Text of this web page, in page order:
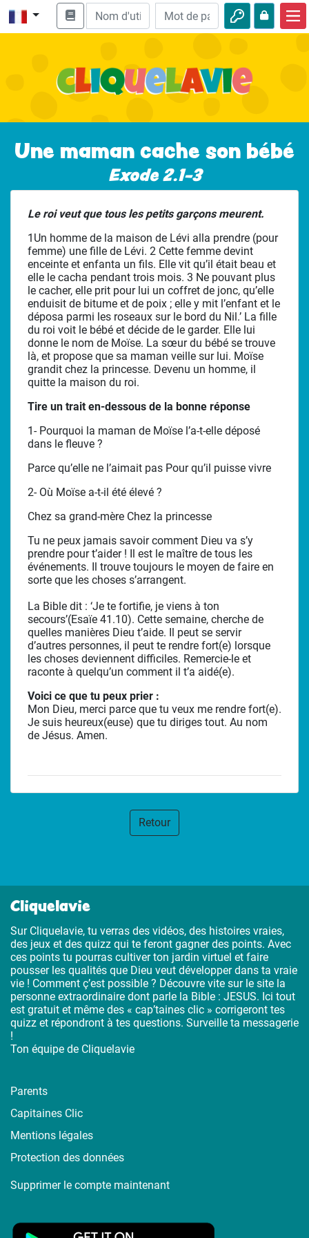
Enseignement biblique
Nature
Aventures
Loisirs
Une maman cache son bébé
Exode 2.1-3
Le roi veut que tous les petits garçons meurent.
1Un homme de la maison de Lévi alla prendre (pour
femme) une fille de Lévi. 2 Cette femme devint
enceinte et enfanta un fils. Elle vit qu’il était beau et
elle le cacha pendant trois mois. 3 Ne pouvant plus
le cacher, elle prit pour lui un coffret de jonc, qu’elle
enduisit de bitume et de poix ; elle y mit l’enfant et le
déposa parmi les roseaux sur le bord du Nil.’ La fille
du roi voit le bébé et décide de le garder. Elle lui
donne le nom de Moïse. La sœur du bébé se trouve
là, et propose que sa maman veille sur lui. Moïse
grandit chez la princesse. Devenu un homme, il
quitte la maison du roi.
Tire un trait en-dessous de la bonne réponse
1- Pourquoi la maman de Moïse l’a-t-elle déposé
dans le fleuve ?
Parce qu’elle ne l’aimait pas Pour qu’il puisse vivre
2- Où Moïse a-t-il été élevé ?
Chez sa grand-mère Chez la princesse
Tu ne peux jamais savoir comment Dieu va s’y
prendre pour t’aider ! Il est le maître de tous les
événements. Il trouve toujours le moyen de faire en
sorte que les choses s’arrangent.
La Bible dit : ‘Je te fortifie, je viens à ton
secours’(Esaïe 41.10). Cette semaine, cherche de
quelles manières Dieu t’aide. Il peut se servir
d’autres personnes, il peut te rendre fort(e) lorsque
les choses deviennent difficiles. Remercie-le et
raconte à quelqu’un comment il t’a aidé(e).
Voici ce que tu peux prier :
Mon Dieu, merci parce que tu veux me rendre fort(e).
Je suis heureux(euse) que tu diriges tout. Au nom
de Jésus. Amen.
Retour
Cliquelavie
Sur Cliquelavie, tu verras des vidéos, des histoires vraies,
des jeux et des quizz qui te feront gagner des points. Avec
ces points tu pourras cultiver ton jardin virtuel et faire
pousser les qualités que Dieu veut développer dans ta vraie
vie ! Comment ç’est possible ? Découvre vite sur le site la
personne extraordinaire dont parle la Bible : JESUS. Ici tout
est gratuit et même des « cap’taines clic » corrigeront tes
quizz et répondront à tes questions. Surveille ta messagerie
!
Ton équipe de Cliquelavie
Parents
Capitaines Clic
Mentions légales
Protection des données
Supprimer le compte maintenant